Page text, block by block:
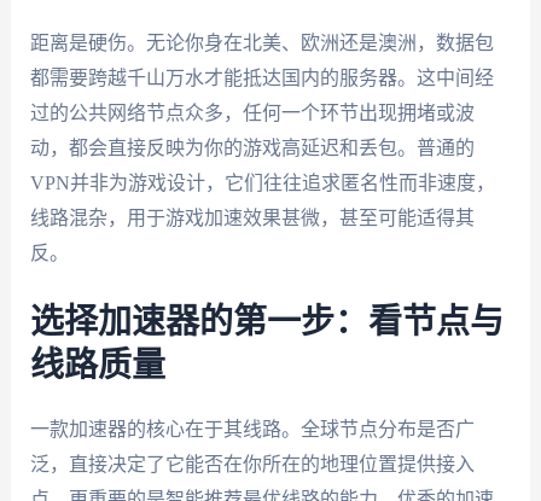
距离是硬伤。无论你身在北美、欧洲还是澳洲，数据包
都需要跨越千山万水才能抵达国内的服务器。这中间经
过的公共网络节点众多，任何一个环节出现拥堵或波
动，都会直接反映为你的游戏高延迟和丢包。普通的
VPN并非为游戏设计，它们往往追求匿名性而非速度，
线路混杂，用于游戏加速效果甚微，甚至可能适得其
反。
选择加速器的第一步：看节点与
线路质量
一款加速器的核心在于其线路。全球节点分布是否广
泛，直接决定了它能否在你所在的地理位置提供接入